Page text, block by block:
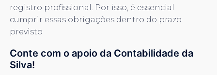
registro profissional. Por isso, é essencial
cumprir essas obrigações dentro do prazo
previsto
Conte com o apoio da Contabilidade da
Silva!